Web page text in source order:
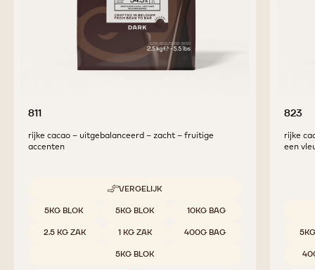
811
rijke cacao – uitgebalanceerd – zacht – fruitige
accenten
VERGELIJK
-
811
Beschikbare maten
5KG BLOK 5KG BLOK 10KG BAG
2.5 KG ZAK 1 KG ZAK 400G BAG
5KG BLOK
823
rijke
een